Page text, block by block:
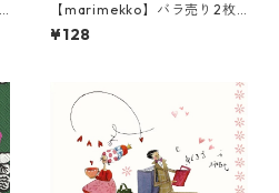
【marimekko】バラ売り2枚
ランチサイズ ペーパーナプキ
ン SUUR UNIKKO リネンxブル
¥128